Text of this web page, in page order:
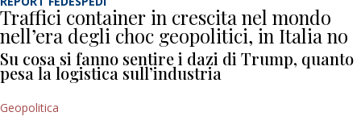
Traffici container in crescita nel mondo
nell’era degli choc geopolitici, in Italia no
Su cosa si fanno sentire i dazi di Trump, quanto
pesa la logistica sull’industria
Geopolitica